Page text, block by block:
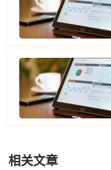
相关文章